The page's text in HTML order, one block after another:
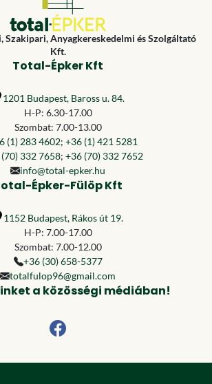
Szakipari, Anyagkereskedelmi és Szolgáltató
Kft.
Total-Épker Kft
1201 Budapest, Baross u. 84.
H-P: 6.30-17.00
Szombat: 7.00-13.00
(1) 283 4602; +36 (1) 421 5281
332 7658; +36 (70) 332 7652
info@total-epker.hu
Épker-Fülöp Kft
1152 Budapest, Rákos út 19.
H-P: 7.00-17.00
Szombat: 7.00-12.00
+36 (30) 658-5377
totalfulop96@gmail.com
a közösségi médiában!